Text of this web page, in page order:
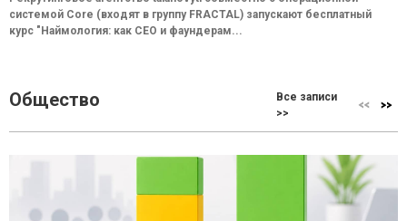
системой Core (входят в группу FRACTAL) запускают бесплатный
курс "Наймология: как СEO и фаундерам...
Общество
Все записи
>>